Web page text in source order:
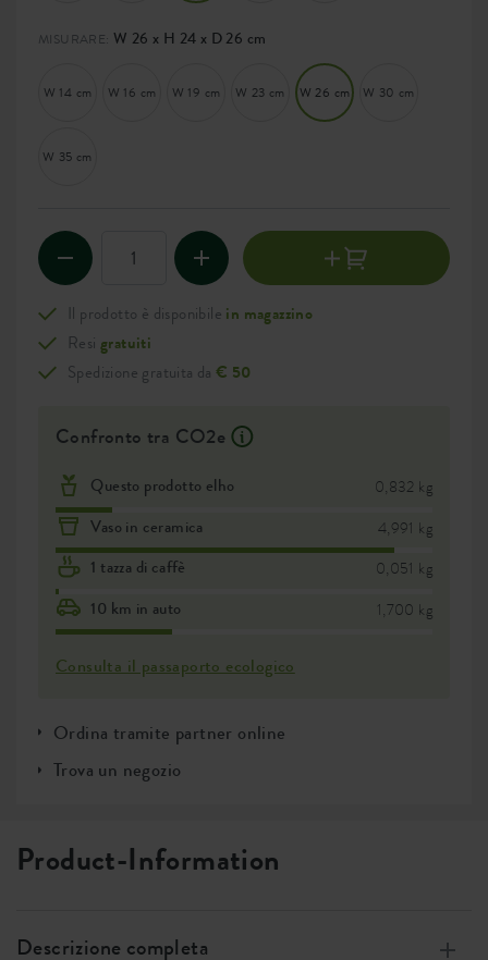
MISURARE: W 26 x H 24 x D 26 cm
W 14 cm W 16 cm W 19 cm W 23 cm W 26 cm W 30 cm
W 35 cm
Il prodotto è disponibile in magazzino
Resi gratuiti
Spedizione gratuita da€ 50
Confronto tra CO2e
Questo prodotto elho 0,832 kg
Vaso in ceramica 4,991 kg
1 tazza di caffè 0,051 kg
10 km in auto 1,700 kg
Consulta il passaporto ecologico
Ordina tramite partner online
Trova un negozio
Product-Information
Descrizione completa